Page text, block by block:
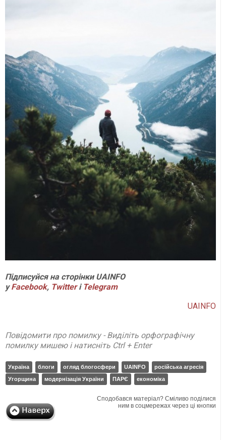
Підписуйся на сторінки UAINFO
уFacebook, Twitter і Telegram
UAINFO
Повідомити про помилку - Виділіть орфографічну
помилку мишею і натисніть Ctrl + Enter
Україна блоги огляд блогосфери UAINFO
російська агресія
Угорщина
модернізація України ПАРЄ економіка
Сподобався матеріал? Сміливо поділися
ним в соцмережах через ці кнопки